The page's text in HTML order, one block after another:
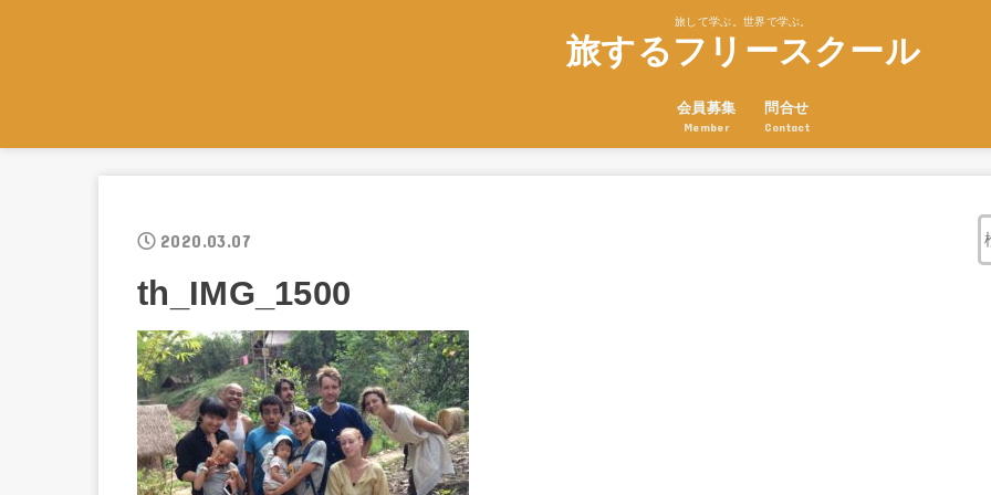
旅して学ぶ。世界で学ぶ。
旅するフリースクール
会員募集
Member
問合せ
Contact
2020.03.07
th_IMG_1500